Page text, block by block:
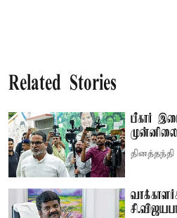
Related Stories
பீகார்
முன்னிலை
தினத்தந்தி